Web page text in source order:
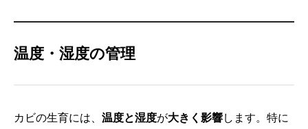
温度・湿度の管理
カビの生育には、 温度と湿度が大きく影響します。特に
お客様の声